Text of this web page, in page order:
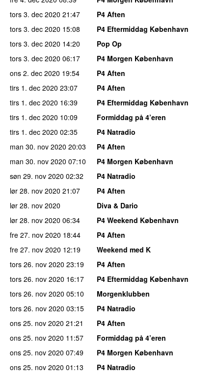
tors 3. dec 2020 21:47
P4 Aften
tors 3. dec 2020 15:08
P4 Eftermiddag København
tors 3. dec 2020 14:20
Pop Op
tors 3. dec 2020 06:17
P4 Morgen København
ons 2. dec 2020 19:54
P4 Aften
tirs 1. dec 2020 23:07
P4 Aften
tirs 1. dec 2020 16:39
P4 Eftermiddag København
tirs 1. dec 2020 10:09
Formiddag på 4’eren
tirs 1. dec 2020 02:35
P4 Natradio
man 30. nov 2020 20:03
P4 Aften
man 30. nov 2020 07:10
P4 Morgen København
søn 29. nov 2020 02:32
P4 Natradio
lør 28. nov 2020 21:07
P4 Aften
lør 28. nov 2020
Diva & Dario
lør 28. nov 2020 06:34
P4 Weekend København
fre 27. nov 2020 18:44
P4 Aften
fre 27. nov 2020 12:19
Weekend med K
tors 26. nov 2020 23:19
P4 Aften
tors 26. nov 2020 16:17
P4 Eftermiddag København
tors 26. nov 2020 05:10
Morgenklubben
tors 26. nov 2020 03:15
P4 Natradio
ons 25. nov 2020 21:21
P4 Aften
ons 25. nov 2020 11:57
Formiddag på 4’eren
ons 25. nov 2020 07:49
P4 Morgen København
ons 25. nov 2020 01:13 P4 Natradio